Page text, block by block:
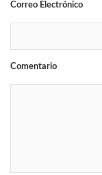
Correo Electrónico
Comentario